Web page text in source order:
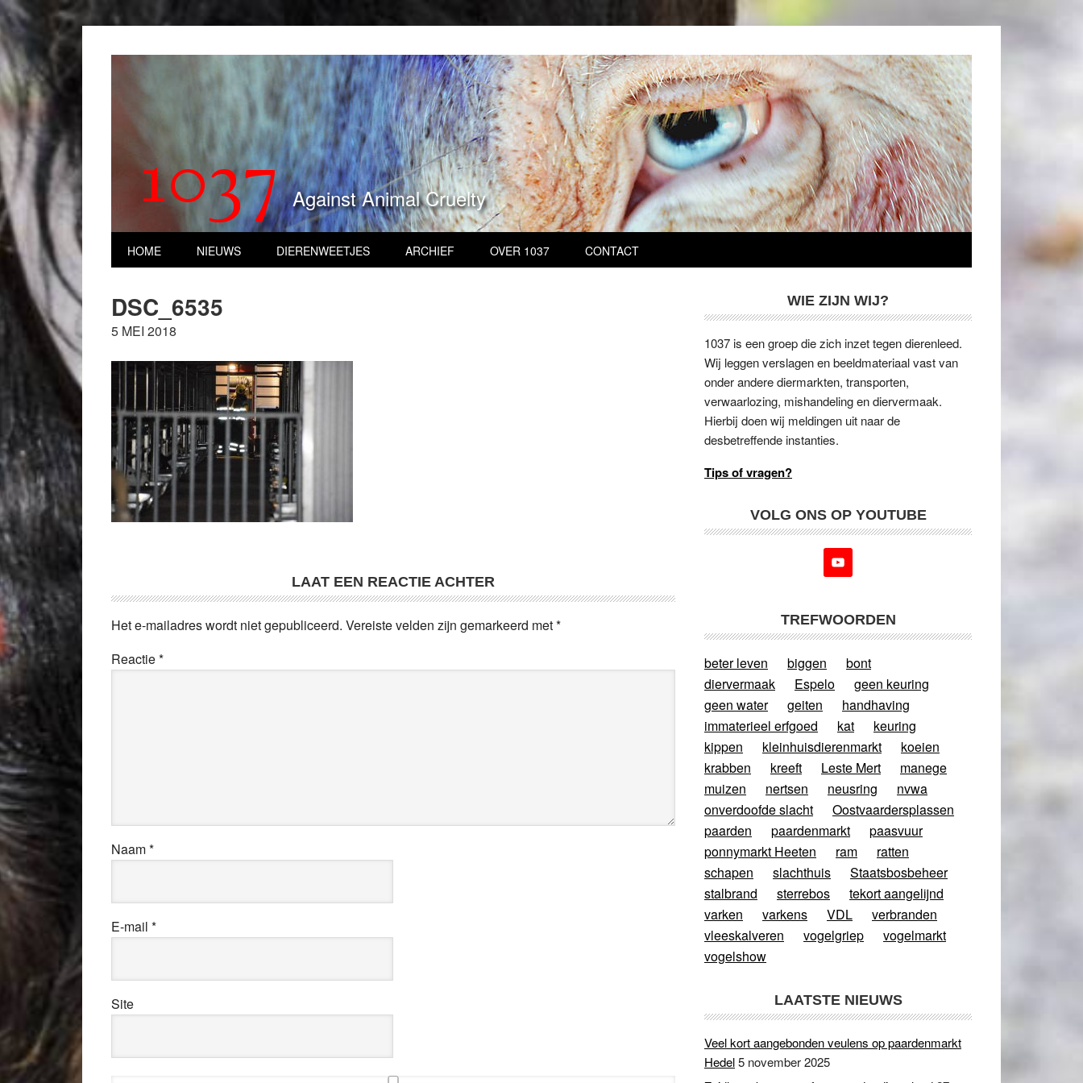
1037 Against Animal Cruelty
HOME NIEUWS DIERENWEETJES ARCHIEF OVER 1037 CONTACT
DSC_6535
5 MEI 2018
LAAT EEN REACTIE ACHTER
Het e-mailadres wordt niet gepubliceerd. Vereiste velden zijn gemarkeerd met*
Reactie*
Naam*
E-mail *
Site
WIE ZIJN WIJ?
1037 is een groep die zich inzet tegen dierenleed.
Wij leggen verslagen en beeldmateriaal vast van
onder andere diermarkten, transporten,
verwaarlozing, mishandeling en diervermaak.
Hierbij doen wij meldingen uit naar de
desbetreffende instanties.
Tips of vragen?
VOLG ONS OP YOUTUBE
TREFWOORDEN
beter leven biggen
bont
diervermaak
Espelo
geen keuring
geen water
geiten
handhaving
immaterieel erfgoed
kat
keuring
kippen
kleinhuisdierenmarkt
koeien
krabben
kreeft Leste Mert
manege
muizen
nertsen neusring
nvwa
onverdoofde slacht
Oostvaardersplassen
paarden
paardenmarkt
paasvuur
ponnymarkt Heeten
ram
ratten
schapen
slachthuis
Staatsbosbeheer
stalbrand
sterrebos
tekort aangelijnd
varken
varkens VDL
verbranden
vleeskalveren
vogelgriep
vogelmarkt
vogelshow
LAATSTE NIEUWS
Veel kort aangebonden veulens op paardenmarkt
Hedel5 november 2025